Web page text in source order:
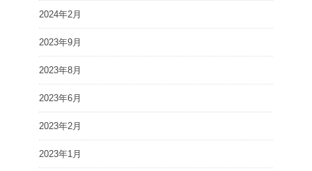
2024年2月
2023年9月
2023年8月
2023年6月
2023年2月
2023年1月